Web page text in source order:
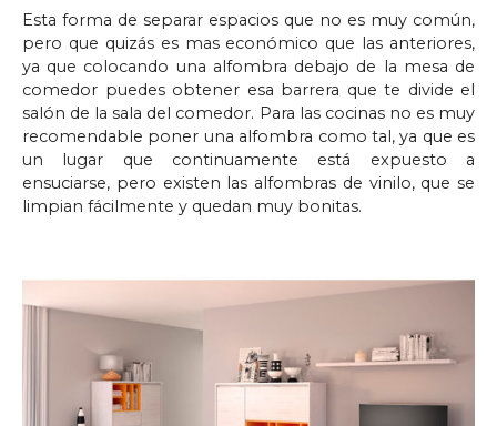
Esta forma de separar espacios que no es muy común,
pero que quizás es mas económico que las anteriores,
ya que colocando una alfombra debajo de la mesa de
comedor puedes obtener esa barrera que te divide el
salón de la sala del comedor. Para las cocinas no es muy
recomendable poner una alfombra como tal, ya que es
un lugar que continuamente está expuesto a
ensuciarse, pero existen las alfombras de vinilo, que se
limpian fácilmente y quedan muy bonitas.